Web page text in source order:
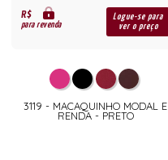
R$
para revenda
Logue-se para
ver o preço
3119 - MACAQUINHO MODAL E
RENDA - PRETO